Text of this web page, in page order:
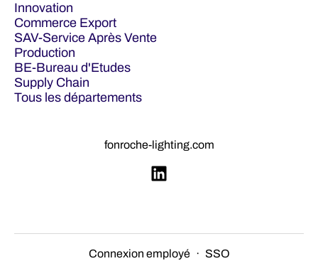
Innovation
Commerce Export
SAV-Service Après Vente
Production
BE-Bureau d'Etudes
Supply Chain
Tous les départements
fonroche-lighting.com
Connexion employé · SSO